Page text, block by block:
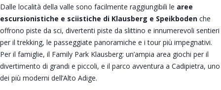
Dalle località della valle sono facilmente raggiungibili le aree
escursionistiche e sciistiche di Klausberg e Speikboden che
offrono piste da sci, divertenti piste da slittino e innumerevoli sentieri
per il trekking, le passeggiate panoramiche e i tour più impegnativi.
Per il famiglie, il Family Park Klausberg: un’ampia area giochi per il
divertimento di grandi e piccoli, e il parco avventura a Cadipietra, uno
dei più moderni dell’Alto Adige.